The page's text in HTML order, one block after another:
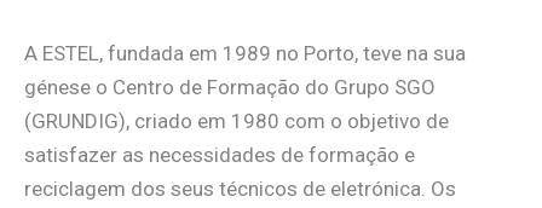
A ESTEL, fundada em 1989 no Porto, teve na sua
génese o Centro de Formação do Grupo SGO
(GRUNDIG), criado em 1980 com o objetivo de
satisfazer as necessidades de formação e
reciclagem dos seus técnicos de eletrónica. Os